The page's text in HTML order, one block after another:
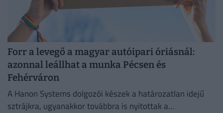
Forr a levegő a magyar autóipari óriásnál:
azonnal leállhat a munka Pécsen és
Fehérváron
A Hanon Systems dolgozói készek a határozatlan idejű
sztrájkra, ugyanakkor továbbra is nyitottak a